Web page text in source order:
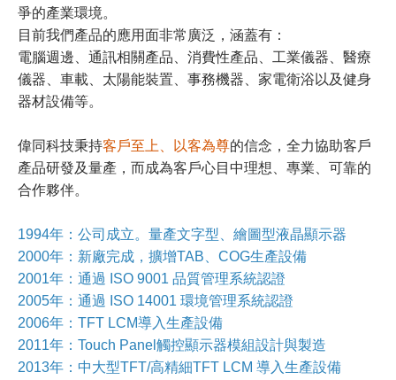
爭的產業環境。
​​​​​​​目前我們產品的應用面非常廣泛，涵蓋有：
​​​​​​​電腦週邊、通訊相關產品、消費性產品、工業儀器、醫療
儀器、車載、太陽能裝置、事務機器、家電衛浴以及健身
器材設備等。
偉同科技秉持客戶至上、以客為尊的信念，全力協助客戶
產品研發及量產，而成為客戶心目中理想、專業、可靠的
合作夥伴。
1994年：公司成立。量產文字型、繪圖型液晶顯示器
2000年：新廠完成，擴增TAB、COG生產設備
2001年：通過 ISO 9001 品質管理系統認證
2005年：通過 ISO 14001 環境管理系統認證
2006年：TFT LCM導入生產設備
2011年：Touch Panel觸控顯示器模組設計與製造
2013年：中大型TFT/高精細TFT LCM 導入生產設備